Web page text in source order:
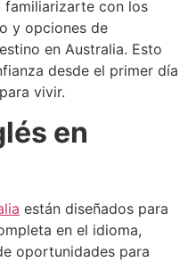
familiarizarte con los
y opciones de
en Australia. Esto
desde el primer día
vivir.
en
están diseñados para
en el idioma,
oportunidades para